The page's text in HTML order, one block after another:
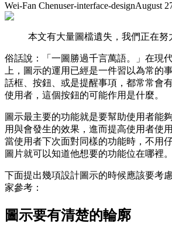
Wei-Fan Chenuser-interface-designAugust
本文有大量圖檔遺失，我們正在努
俗話說：「一圖勝過千言萬語。」在現
上，圖示的運用已經是一件習以為常的
話框、按鈕、或是提醒事項，都常常會
使用者，這個按鈕的可能作用是什麼。
圖示最主要的功能就是要幫助使用者能
用與會發生的效果，進而提高使用者使
當使用者下次面對同樣的功能時，不用
圖片就可以知道他想要的功能位在哪裡。
下面提出幾項設計圖示的時候應該要考
家參考：
圖示要有清楚的輪廓